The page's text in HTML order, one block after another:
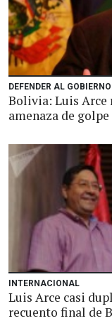
DEFENDER AL GOBIERNO
Bolivia: Luis
amenaza de golpe
INTERNACIONAL
Luis Arce casi
recuento final de